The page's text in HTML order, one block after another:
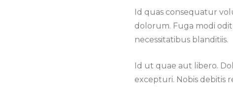
Id quas consequatur
dolorum. Fuga modi
necessitatibus blanditiis.
Id ut quae aut libero.
excepturi. Nobis debitis